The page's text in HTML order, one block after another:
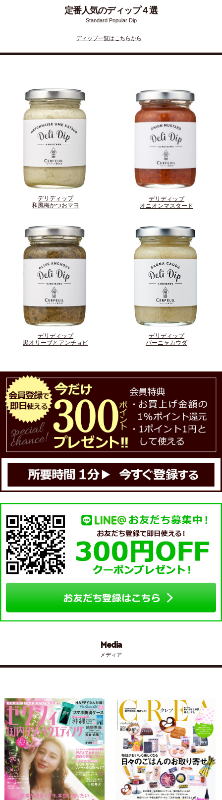
定番人気のディップ４選
Standard Popular Dip
ディップ一覧はこちらから
デリディップ
和風梅かつおマヨ
デリディップ
オニオンマスタード
デリディップ
黒オリーブとアンチョビ
デリディップ
バーニャカウダ
Media
メディア